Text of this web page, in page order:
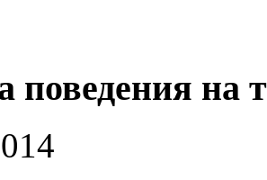
поведения на